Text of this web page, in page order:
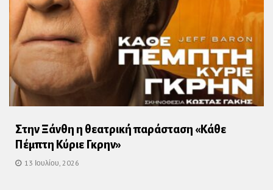
Στην Ξάνθη η θεατρική παράσταση «Κάθε
Πέμπτη Κύριε Γκρην»
13 Ιουλίου, 2026